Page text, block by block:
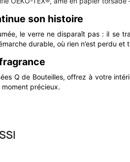
son histoire
le verre ne disparaît pas : il se
durable, où rien n’est perdu et
Q de Bouteilles, offrez à votre
moment précieux.